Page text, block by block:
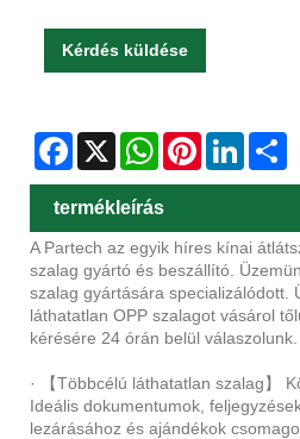
Kérdés küldése
Facebook
X WhatsAppPinterestLinkedIn
termékleírás
A Partech az egyik híres kínai
szalag gyártó és beszállító.
szalag gyártására specializálódott.
láthatatlan OPP szalagot vásárol
kérésére 24 órán belül válaszolunk.
· 【Többcélú láthatatlan szalag】
Ideális dokumentumok,
lezárásához és ajándékok